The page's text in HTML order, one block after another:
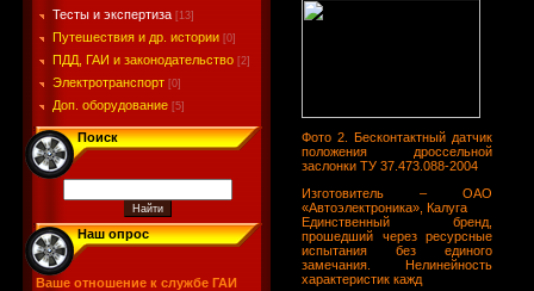
Тесты и экспертиза [13]
Путешествия и др. истории [0]
ПДД, ГАИ и законодательство [2]
Электротранспорт [0]
Доп. оборудование [5]
Поиск
Наш опрос
Ваше отношение к службе ГАИ
Фото 2. Бесконтактный датчик
положения дроссельной
заслонки ТУ 37.473.088-2004
Изготовитель – ОАО
«Автоэлектроника», Калуга
Единственный бренд,
прошедший через ресурсные
испытания без единого
замечания. Нелинейность
характеристик кажд